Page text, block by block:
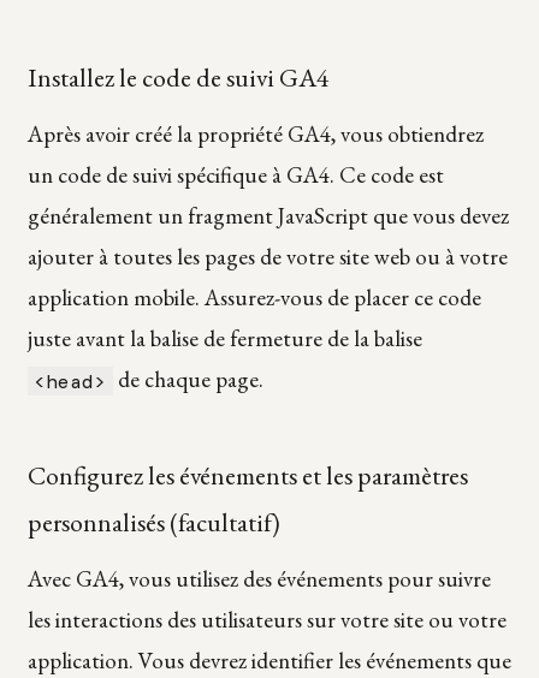
Installez le code de suivi GA4
Après avoir créé la propriété GA4, vous obtiendrez
un code de suivi spécifique à GA4. Ce code est
généralement un fragment JavaScript que vous devez
ajouter à toutes les pages de votre site web ou à votre
application mobile. Assurez-vous de placer ce code
juste avant la balise de fermeture de la balise
<head> de chaque page.
Configurez les événements et les paramètres
personnalisés (facultatif)
Avec GA4, vous utilisez des événements pour suivre
les interactions des utilisateurs sur votre site ou votre
application. Vous devrez identifier les événements que